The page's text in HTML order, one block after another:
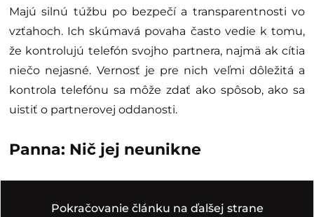
Majú silnú túžbu po bezpečí a transparentnosti vo
vzťahoch. Ich skúmavá povaha často vedie k tomu,
že kontrolujú telefón svojho partnera, najmä ak cítia
niečo nejasné. Vernosť je pre nich veľmi dôležitá a
kontrola telefónu sa môže zdať ako spôsob, ako sa
uistiť o partnerovej oddanosti.
Panna: Nič jej neunikne
Pokračovanie článku na ďalšej strane